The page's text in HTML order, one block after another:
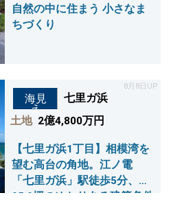
す。
自然の中に住まう 小さなま
ちづくり
8月8日UP
海見
え
七里ガ浜
土地 2億4,800万円
【七里ガ浜1丁目】相模湾を
望む高台の角地。江ノ電
「七里ガ浜」駅徒歩5分、約
95.9坪のゆとりある建築条件